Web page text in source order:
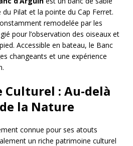
Pilat et la pointe du Cap Ferret.
remodelée par les
pour l’observation des oiseaux et
Accessible en bateau, le Banc
changeants et une expérience
Culturel : Au-delà
la Nature
connue pour ses atouts
un riche patrimoine culturel